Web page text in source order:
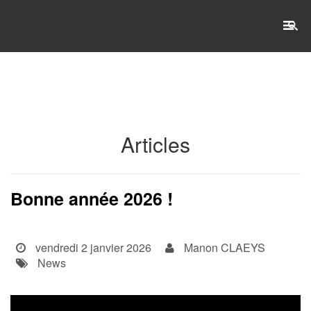
Articles
Bonne année 2026 !
vendredi 2 janvier 2026
Manon CLAEYS
News
L'établissement
Actualités